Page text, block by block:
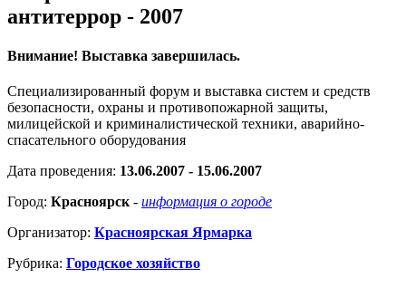
антитеррор - 2007
Внимание! Выставка завершилась.
Специализированный форум и выставка систем и средств
безопасности, охраны и противопожарной защиты,
милицейской и криминалистической техники, аварийно-
спасательного оборудования
Дата проведения: 13.06.2007 - 15.06.2007
Город: Красноярск - информация о городе
Организатор: Красноярская Ярмарка
Рубрика: Городское хозяйство